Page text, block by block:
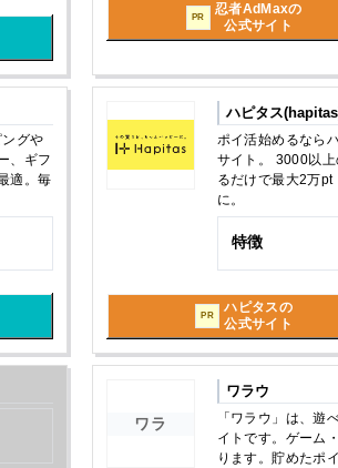
PR
忍者AdMaxの
公式サイト
グや
、ギフ
適。毎
ハピタス
ポイ活始めるなら
サイト。 3000以
るだけで最大2万
に。
特徴
PR
ハピタスの
公式サイト
ワラ
ワラウ
「ワラウ」は、遊
イトです。ゲーム
ります。貯めたポ